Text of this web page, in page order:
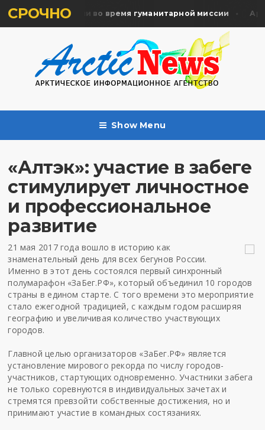
СРОЧНО
жертв почтили во время гуманитарной миссии
Show Menu
«Алтэк»: участие в забеге
стимулирует личностное
и профессиональное
развитие
21 мая 2017 года вошло в историю как
знаменательный день для всех бегунов России.
Именно в этот день состоялся первый синхронный
полумарафон «ЗаБег.РФ», который объединил 10 городов
страны в едином старте. С того времени это мероприятие
стало ежегодной традицией, с каждым годом расширяя
географию и увеличивая количество участвующих
городов.
Главной целью организаторов «ЗаБег.РФ» является
установление мирового рекорда по числу городов-
участников, стартующих одновременно. Участники забега
не только соревнуются в индивидуальных зачетах и
стремятся превзойти собственные достижения, но и
принимают участие в командных состязаниях.